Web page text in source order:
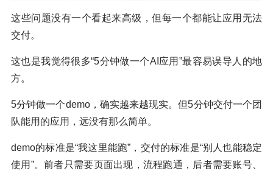
这些问题没有一个看起来高级，但每一个都能让应用无法
交付。
这也是我觉得很多“5分钟做一个AI应用”最容易误导人的地
方。
5分钟做一个demo，确实越来越现实。但5分钟交付一个团
队能用的应用，远没有那么简单。
demo的标准是“我这里能跑”，交付的标准是“别人也能稳定
使用”。前者只需要页面出现，流程跑通，后者需要账号、